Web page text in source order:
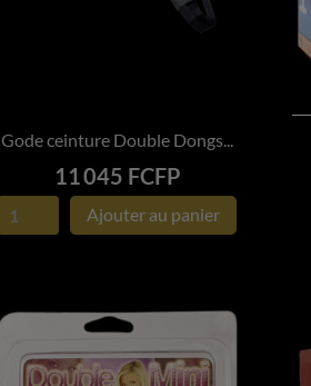
 APERÇU RAPIDE
Gode ceinture Double Dongs...
Prix
11 045 FCFP
Ajouter au panier